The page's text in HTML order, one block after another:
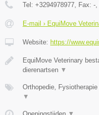
Tel: +3294978977 , Fax: -
E-mail › EquiMove
Website: https://
EquiMove Veterinary
dierenartsen ▼
Orthopedie,
▼